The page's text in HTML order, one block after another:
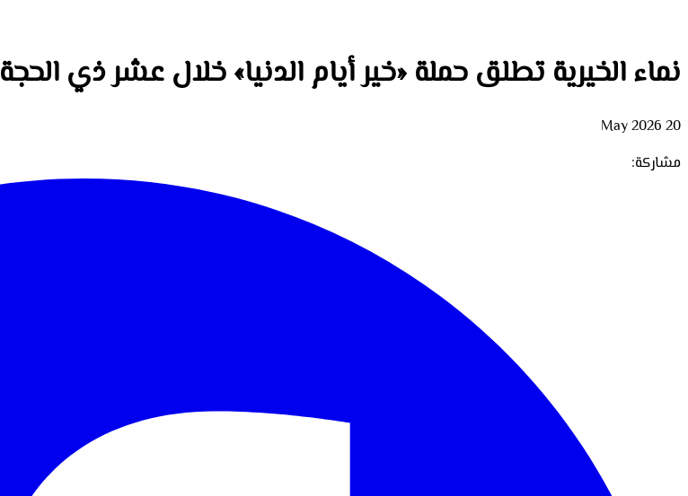
نماء الخيرية تطلق حملة «خير أيام الدنيا» خلال عشر ذي الحجة
20 May 2026
مشاركة: